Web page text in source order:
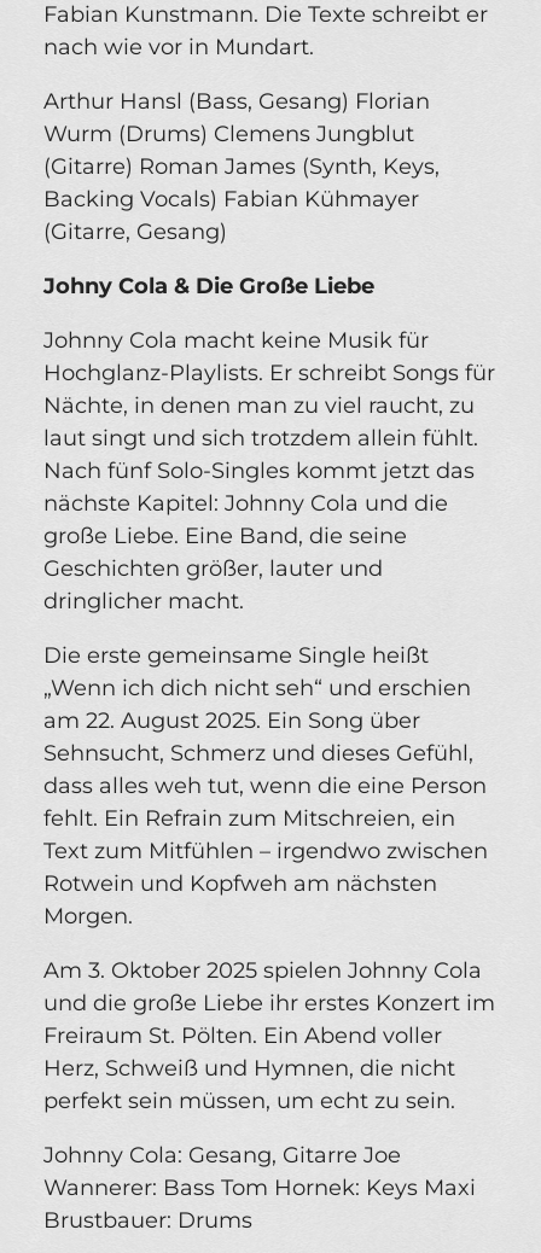
Fabian Kunstmann. Die Texte schreibt er
nach wie vor in Mundart.
Arthur Hansl (Bass, Gesang) Florian
Wurm (Drums) Clemens Jungblut
(Gitarre) Roman James (Synth, Keys,
Backing Vocals) Fabian Kühmayer
(Gitarre, Gesang)
Johny Cola & Die Große Liebe
Johnny Cola macht keine Musik für
Hochglanz-Playlists. Er schreibt Songs für
Nächte, in denen man zu viel raucht, zu
laut singt und sich trotzdem allein fühlt.
Nach fünf Solo-Singles kommt jetzt das
nächste Kapitel: Johnny Cola und die
große Liebe. Eine Band, die seine
Geschichten größer, lauter und
dringlicher macht.
Die erste gemeinsame Single heißt
„Wenn ich dich nicht seh“ und erschien
am 22. August 2025. Ein Song über
Sehnsucht, Schmerz und dieses Gefühl,
dass alles weh tut, wenn die eine Person
fehlt. Ein Refrain zum Mitschreien, ein
Text zum Mitfühlen – irgendwo zwischen
Rotwein und Kopfweh am nächsten
Morgen.
Am 3. Oktober 2025 spielen Johnny Cola
und die große Liebe ihr erstes Konzert im
Freiraum St. Pölten. Ein Abend voller
Herz, Schweiß und Hymnen, die nicht
perfekt sein müssen, um echt zu sein.
Johnny Cola: Gesang, Gitarre Joe
Wannerer: Bass Tom Hornek: Keys Maxi
Brustbauer: Drums